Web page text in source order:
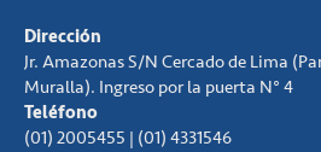
Dirección
Jr. Amazonas S/N Cercado de Lima
Muralla). Ingreso por la puerta N° 4
Teléfono
(01) 2005455 | (01) 4331546